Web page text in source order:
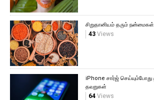
சிறுதானியம் தரும்
43Views
iPhone சார்ஜ்
தவறுகள்
64Views